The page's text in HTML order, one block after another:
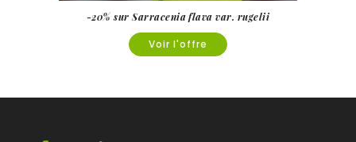
-20% sur Sarracenia flava var. rugelii
Voir l'offre